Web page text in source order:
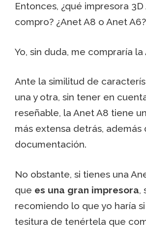
Entonces, ¿qué impresora
compro? ¿Anet A8 o Anet A6?
Yo, sin duda, me compraría la
Ante la similitud de
una y otra, sin tener en
reseñable, la Anet A8 tiene
más extensa detrás, además
documentación.
No obstante, si tienes una
que es una gran impresora,
recomiendo lo que yo haría
tesitura de tenértela que